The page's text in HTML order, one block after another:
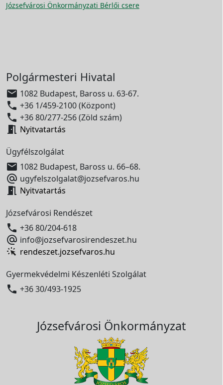
Józsefvárosi Önkormányzati Bérlői csere
Polgármesteri Hivatal
 1082 Budapest, Baross u. 63-67.
 +36 1/459-2100 (Központ)
 +36 80/277-256 (Zöld szám)
 Nyitvatartás
Ügyfélszolgálat
 1082 Budapest, Baross u. 66–68.
 ugyfelszolgalat@jozsefvaros.hu
 Nyitvatartás
Józsefvárosi Rendészet
 +36 80/204-618
 info@jozsefvarosirendeszet.hu
rendeszet.jozsefvaros.hu
Gyermekvédelmi Készenléti Szolgálat
 +36 30/493-1925
Józsefvárosi Önkormányzat